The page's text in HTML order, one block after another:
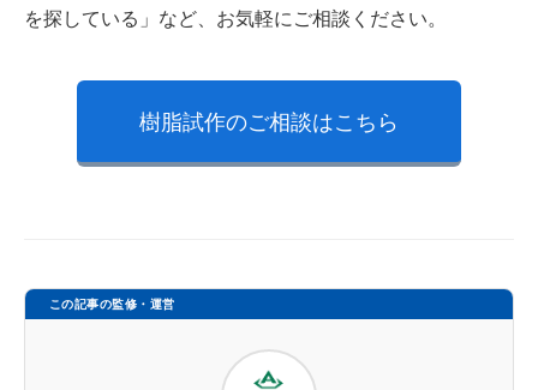
を探している」など、お気軽にご相談ください。
樹脂試作のご相談はこちら
この記事の監修・運営